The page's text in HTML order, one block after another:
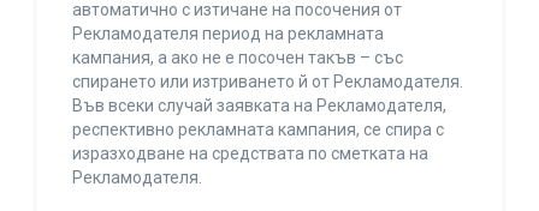
автоматично с изтичане на посочения от
Рекламодателя период на рекламната
кампания, а ако не е посочен такъв – със
спирането или изтриването й от Рекламодателя.
Във всеки случай заявката на Рекламодателя,
респективно рекламната кампания, се спира с
изразходване на средствата по сметката на
Рекламодателя.